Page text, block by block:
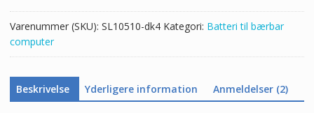
antal
Varenummer (SKU): SL10510-dk4 Kategori: Batteri til bærbar
computer
Beskrivelse Yderligere information Anmeldelser (2)